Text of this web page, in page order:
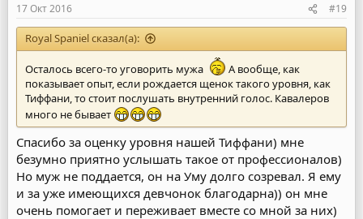
17 Окт 2016 #19
Royal Spaniel сказал(а):
Осталось всего-то уговорить мужа
А вообще, как
показывает опыт, если рождается щенок такого уровня, как
Тиффани, то стоит послушать внутренний голос. Кавалеров
много не бывает
Спасибо за оценку уровня нашей Тиффани) мне
безумно приятно услышать такое от профессионалов)
Но муж не поддается, он на Уму долго созревал. Я ему
и за уже имеющихся девчонок благодарна)) он мне
очень помогает и переживает вместе со мной за них)